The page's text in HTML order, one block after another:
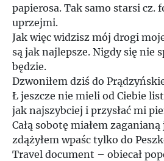
papierosa. Tak samo starsi cz.
uprzejmi.
Jak więc widzisz mój drogi
są jak najlepsze. Nigdy się nie
będzie.
Dzwoniłem dziś do
Ł jeszcze nie mieli od Ciebie
jak najszybciej i przysłać mi
Całą sobotę miałem
zdążyłem wpaśc tylko do
Travel document – obiecał